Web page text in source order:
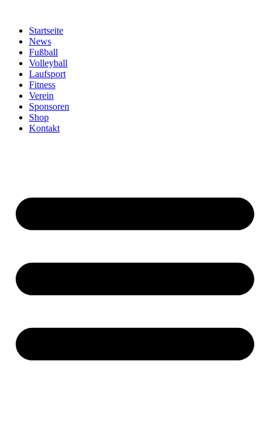
springenStartseite
News
Fußball
Volleyball
Laufsport
Fitness
Verein
Sponsoren
Shop
Kontakt